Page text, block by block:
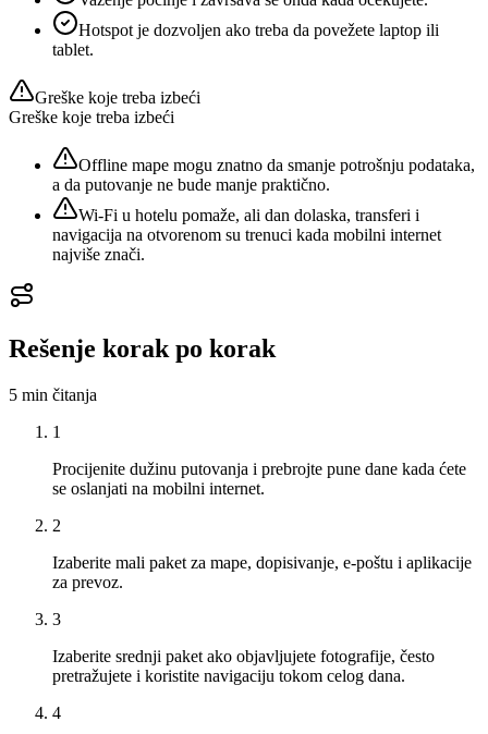
Hotspot je dozvoljen ako treba da povežete laptop ili
tablet.
Greške koje treba izbeći
Greške koje treba izbeći
Offline mape mogu znatno da smanje potrošnju podataka,
a da putovanje ne bude manje praktično.
Wi‑Fi u hotelu pomaže, ali dan dolaska, transferi i
navigacija na otvorenom su trenuci kada mobilni internet
najviše znači.
Rešenje korak po korak
5 min čitanja
1
Procijenite dužinu putovanja i prebrojte pune dane kada ćete
se oslanjati na mobilni internet.
2
Izaberite mali paket za mape, dopisivanje, e‑poštu i aplikacije
za prevoz.
3
Izaberite srednji paket ako objavljujete fotografije, često
pretražujete i koristite navigaciju tokom celog dana.
4